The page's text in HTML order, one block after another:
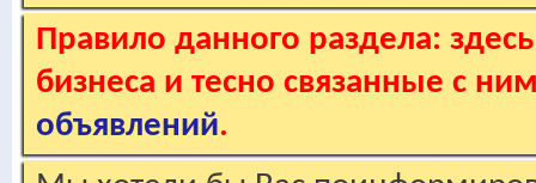
Правило данного раздела:
бизнеса и тесно связанные с
объявлений.